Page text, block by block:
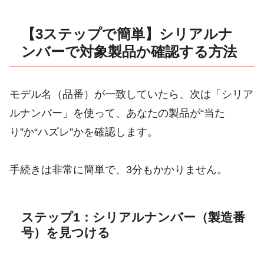
【3ステップで簡単】シリアルナ
ンバーで対象製品か確認する方法
モデル名（品番）が一致していたら、次は「シリア
ルナンバー」を使って、あなたの製品が“当た
り”か“ハズレ”かを確認します。
手続きは非常に簡単で、3分もかかりません。
ステップ1：シリアルナンバー（製造番
号）を見つける